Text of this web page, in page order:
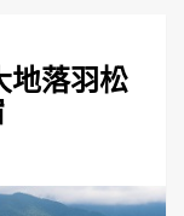
地落羽松